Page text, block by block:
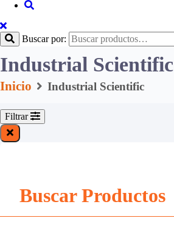
Buscar por:
Industrial Scientific
Inicio Industrial Scientific
Filtrar
Buscar Productos